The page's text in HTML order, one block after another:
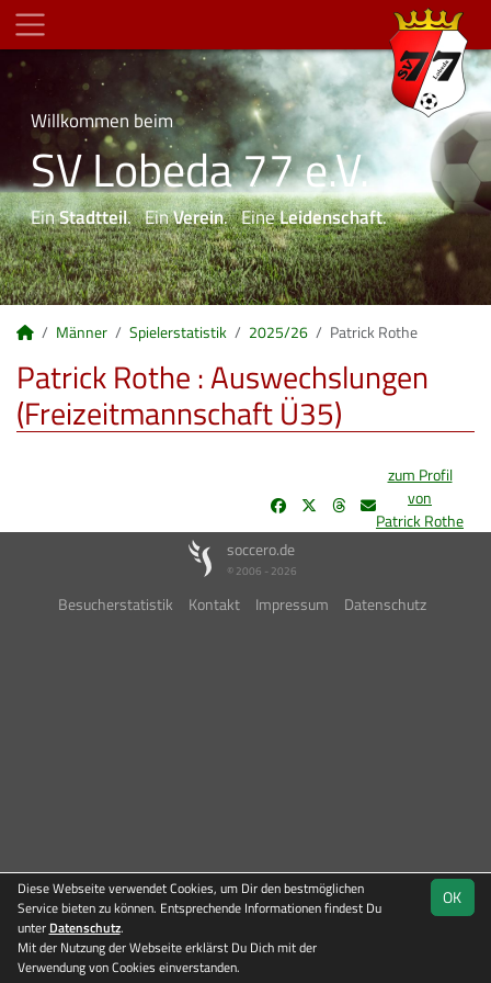
Willkommen beim
SV Lobeda 77 e.V.
EinStadtteil. EinVerein. EineLeidenschaft.
Männer Spielerstatistik 2025/26 Patrick Rothe
Patrick Rothe : Auswechslungen
(Freizeitmannschaft Ü35)
zum Profil
von
Patrick Rothe
soccero.de
© 2006 - 2026
Besucherstatistik Kontakt Impressum Datenschutz
OK
Diese Webseite verwendet Cookies, um Dir den bestmöglichen
Service bieten zu können. Entsprechende Informationen findest Du
unter Datenschutz.
Mit der Nutzung der Webseite erklärst Du Dich mit der
Verwendung von Cookies einverstanden.